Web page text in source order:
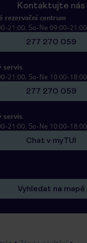
Kontaktujte nás
rezervační centrum
21:00, So-Ne 09:00-21:00
277 270 059
servis
21:00, So-Ne 10:00-18:00
277 270 059
servis
21:00, So-Ne 10:00-18:00
Chat v myTUI
Vyhledat na mapě